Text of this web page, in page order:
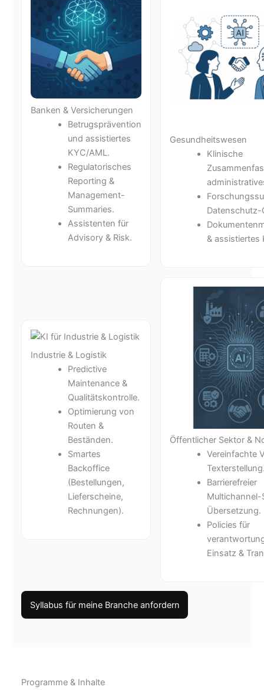
Banken & Versicherungen
Betrugsprävention
und assistiertes
KYC/AML.
Regulatorisches
Reporting &
Management-
Summaries.
Assistenten für
Advisory & Risk.
Gesundheitswesen
Klinische
Datenschutz-
& assistiertes
Industrie & Logistik
Predictive
Maintenance &
Qualitätskontrolle.
Optimierung von
Routen &
Beständen.
Smartes
Backoffice
(Bestellungen,
Lieferscheine,
Rechnungen).
Öffentlicher Sektor &
Vereinfachte
Barrierefreier
Multichannel-
Übersetzung.
Policies für
Einsatz &
Syllabus für meine Branche anfordern
Programme & Inhalte